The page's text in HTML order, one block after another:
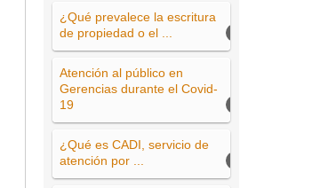
¿Qué prevalece la escritura
de propiedad o el ...
Atención al público en
Gerencias durante el Covid-
19
¿Qué es CADI, servicio de
atención por ...